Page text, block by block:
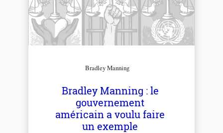
Bradley Manning
Bradley Manning : le
gouvernement
américain a voulu faire
un exemple